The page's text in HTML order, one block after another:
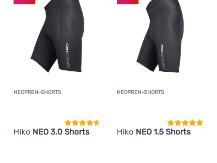
NEOPREN-SHORTS
Hiko NEO 3.0 Shorts
KundenbewertungNEOPREN-SHORTS
Hiko NEO 1.5 Shorts